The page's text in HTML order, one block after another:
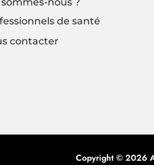
de santé
contacter
Copyright © 2026